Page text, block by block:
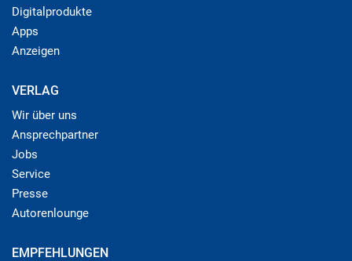
Digitalprodukte
Apps
Anzeigen
VERLAG
Wir über uns
Ansprechpartner
Jobs
Service
Presse
Autorenlounge
EMPFEHLUNGEN